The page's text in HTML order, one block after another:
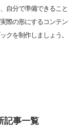
自分で準備できること
際の形にするコンテン
クを制作しましょう。
記事一覧